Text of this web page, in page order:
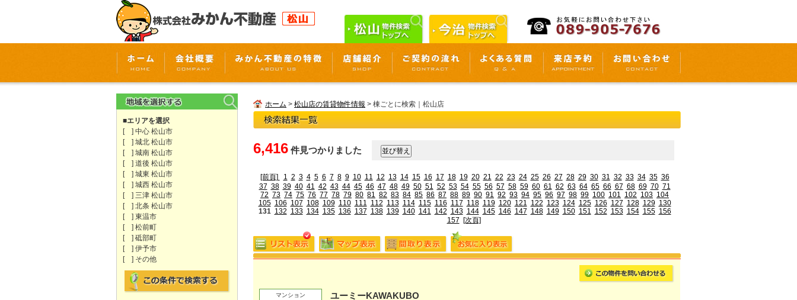
■エリアを選択
[ ] 中心 松山市
[ ] 城北 松山市
[ ] 城南 松山市
[ ] 道後 松山市
[ ] 城東 松山市
[ ] 城西 松山市
[ ] 三津 松山市
[ ] 北条 松山市
[ ] 東温市
[ ] 松前町
[ ] 砥部町
[ ] 伊予市
[ ] その他
ホーム > 松山店の賃貸物件情報 > 棟ごとに検索｜松山店
6,416 件見つかりました
[前頁] 1 2 3 4 5 6 7 8 9 10 11 12 13 14 15 16 17 18 19 20 21 22 23 24 25 26 27 28 29 30 31 32 33 34 35 36
37 38 39 40 41 42 43 44 45 46 47 48 49 50 51 52 53 54 55 56 57 58 59 60 61 62 63 64 65 66 67 68 69 70 71
72 73 74 75 76 77 78 79 80 81 82 83 84 85 86 87 88 89 90 91 92 93 94 95 96 97 98 99 100 101 102 103 104
105 106 107 108 109 110 111 112 113 114 115 116 117 118 119 120 121 122 123 124 125 126 127 128 129 130
131 132 133 134 135 136 137 138 139 140 141 142 143 144 145 146 147 148 149 150 151 152 153 154 155 156
157 [次頁]
マンション ユーミーKAWAKUBO